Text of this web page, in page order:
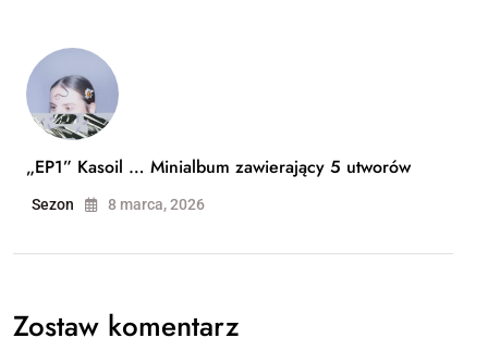
„EP1” Kasoil … Minialbum zawierający 5 utworów
Sezon 8 marca, 2026
Zostaw komentarz